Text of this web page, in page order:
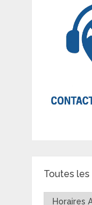
Toutes
Toutes